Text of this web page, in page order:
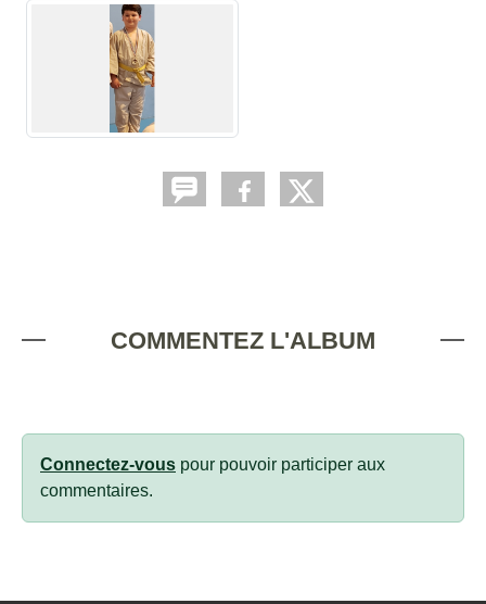
COMMENTEZ L'ALBUM
Connectez-vous pour pouvoir participer aux
commentaires.